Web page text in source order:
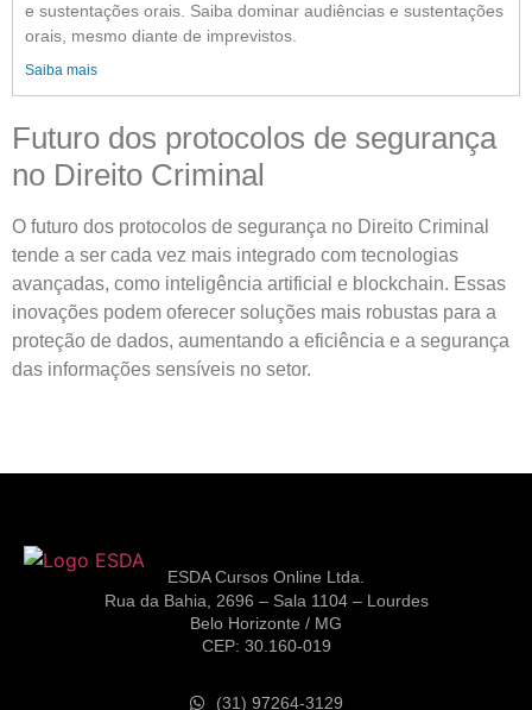
e sustentações orais. Saiba dominar audiências e sustentações
orais, mesmo diante de imprevistos.
Saiba mais
Futuro dos protocolos de segurança
no Direito Criminal
O futuro dos protocolos de segurança no Direito Criminal
tende a ser cada vez mais integrado com tecnologias
avançadas, como inteligência artificial e blockchain. Essas
inovações podem oferecer soluções mais robustas para a
proteção de dados, aumentando a eficiência e a segurança
das informações sensíveis no setor.
ESDA Cursos Online Ltda.
Rua da Bahia, 2696 – Sala 1104 – Lourdes
Belo Horizonte / MG
CEP: 30.160-019
(31) 97264-3129